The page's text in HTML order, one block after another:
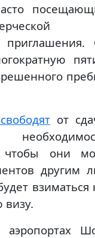
приглашения.
от
чтобы они
другим
взиматься
визу.
аэропортах